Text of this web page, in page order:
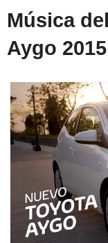
Música
Aygo 2015